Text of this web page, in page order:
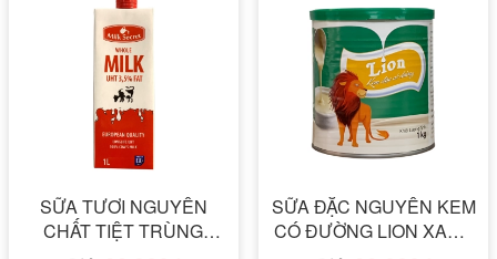
SỮA TƯƠI NGUYÊN
CHẤT TIỆT TRÙNG
SỮA ĐẶC NGUYÊN KEM
CÓ ĐƯỜNG LION XANH